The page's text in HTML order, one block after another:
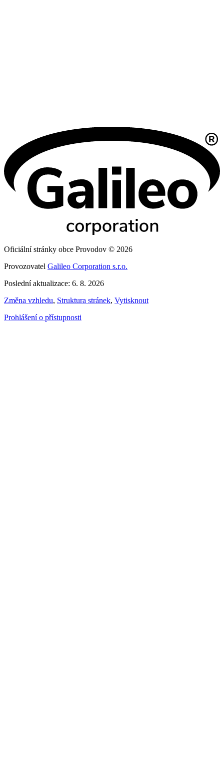
Oficiální stránky obce Provodov © 2026
Provozovatel Galileo Corporation s.r.o.
Poslední aktualizace: 6. 8. 2026
Změna vzhledu, Struktura stránek, Vytisknout
Prohlášení o přístupnosti